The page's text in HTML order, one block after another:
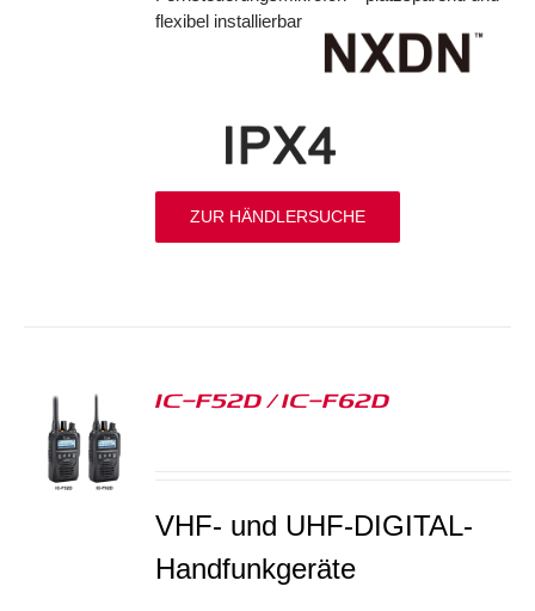
flexibel installierbar
ZUR HÄNDLERSUCHE
IC-F52D / IC-F62D
VHF- und UHF-DIGITAL-
Handfunkgeräte